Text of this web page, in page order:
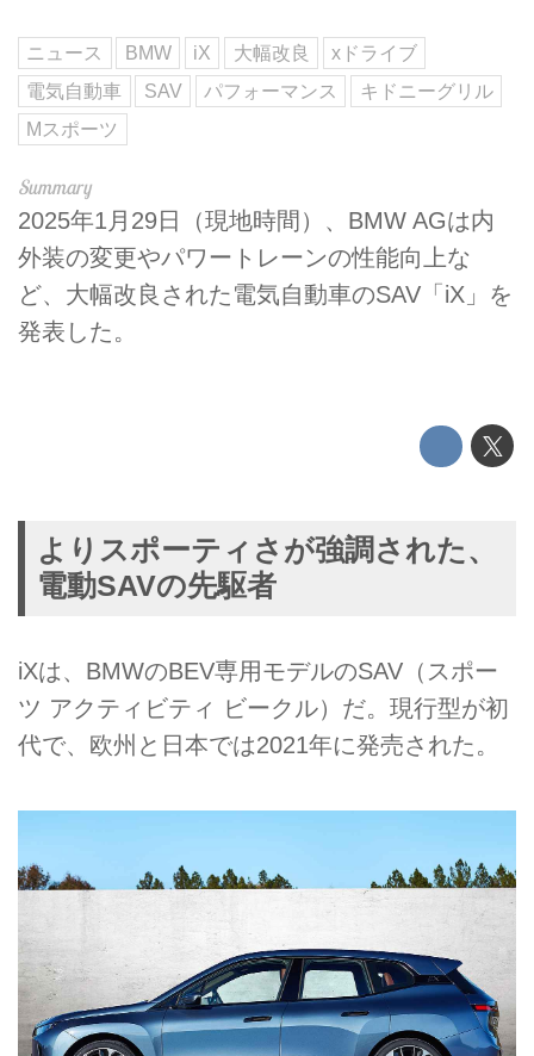
ニュース BMW iX 大幅改良
xドライブ
電気自動車
SAV パフォーマンス
キドニーグリル
Mスポーツ
2025年1月29日（現地時間）、BMW AGは内
外装の変更やパワートレーンの性能向上な
ど、大幅改良された電気自動車のSAV「iX」を
発表した。
よりスポーティさが強調された、
電動SAVの先駆者
iXは、BMWのBEV専用モデルのSAV（スポー
ツ アクティビティ ビークル）だ。現行型が初
代で、欧州と日本では2021年に発売された。